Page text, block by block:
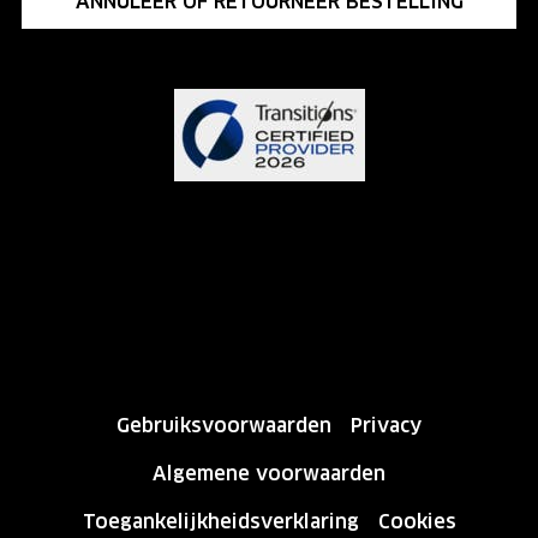
Gebruiksvoorwaarden
Privacy
Algemene voorwaarden
Toegankelijkheidsverklaring
Cookies